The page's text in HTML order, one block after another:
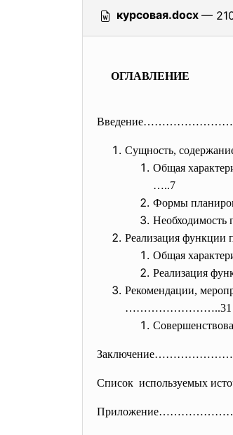
курсовая.docx —
ОГЛАВЛЕНИЕ
Сущность,
Общая
…..7
Формы
Реализация
Общая
Реализация
Рекомендации,
……………………..31
Список